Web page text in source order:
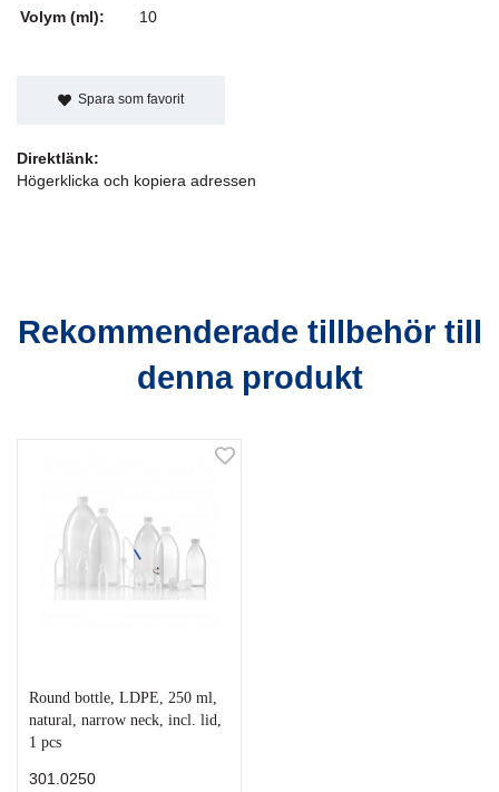
Volym (ml):
10
Spara som favorit
Direktlänk:
Högerklicka och kopiera adressen
Rekommenderade tillbehör till
denna produkt
Round bottle, LDPE, 250 ml,
natural, narrow neck, incl. lid,
1 pcs
301.0250